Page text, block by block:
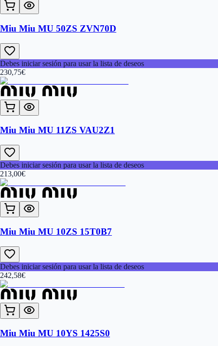
Miu Miu MU 50ZS ZVN70D
Debes iniciar sesión para usar la lista de deseos
230,75€
Miu Miu MU 11ZS VAU2Z1
Debes iniciar sesión para usar la lista de deseos
213,00€
Miu Miu MU 10ZS 15T0B7
Debes iniciar sesión para usar la lista de deseos
242,58€
Miu Miu MU 10YS 1425S0